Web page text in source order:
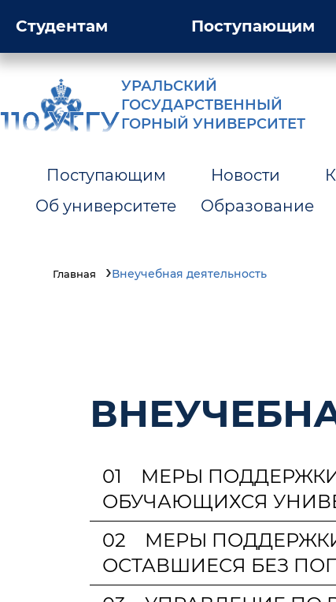
Студентам Поступающим
УРАЛЬСКИЙ
ГОСУДАРСТВЕННЫЙ
ГОРНЫЙ УНИВЕРСИТЕТ
Поступающим Новости
Об университете
Образование
Главная Внеучебная деятельность
01 МЕРЫ
ОБУЧАЮЩИХСЯ
02 МЕРЫ
ОСТАВШИЕСЯ БЕЗ